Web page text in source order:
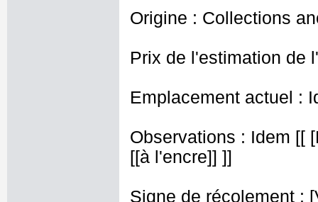
Origine : Collections
Prix de l'estimation de
Emplacement actuel :
Observations : Idem [[
[[à l'encre]] ]]
Signe de récolement :